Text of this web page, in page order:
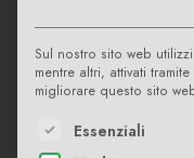
Serie:TCOSTD
Sensore:Tipo K
Sul nostro sito web
mentre altri, attivati
migliorare questo sito
The following is a
Essenziali